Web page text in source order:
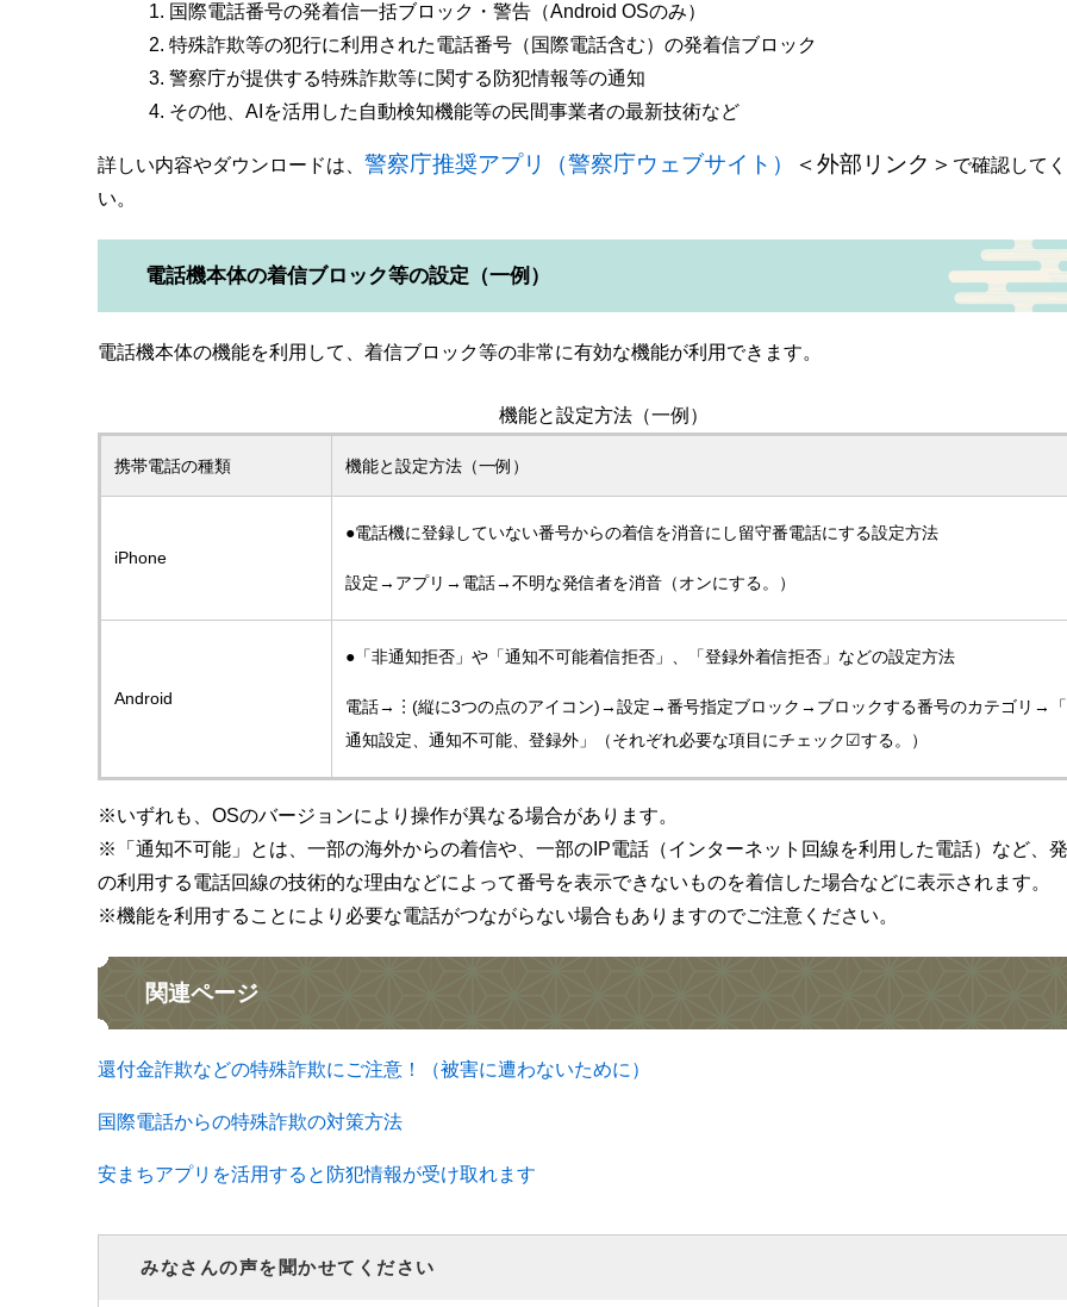
国際電話番号の発着信一括ブロック・警告（Android OSのみ）
特殊詐欺等の犯行に利用された電話番号（国際電話含む）の発着信ブロック
警察庁が提供する特殊詐欺等に関する防犯情報等の通知
その他、AIを活用した自動検知機能等の民間事業者の最新技術など
詳しい内容やダウンロードは、 警察庁推奨アプリ（警察庁ウェブサイト） ＜外部リンク＞ で確認して
い。
電話機本体の着信ブロック等の設定（一例）
電話機本体の機能を利用して、着信ブロック等の非常に有効な機能が利用できます。
機能と設定方法（一例）
携帯電話の種類 機能と設定方法（一例）
iPhone
●電話機に登録していない番号からの着信を消音にし留守番電話にする設定方法
設定→アプリ→電話→不明な発信者を消音（オンにする。）
Android
●「非通知拒否」や「通知不可能着信拒否」、「登録外着信拒否」などの設定方法
電話→︙(縦に3つの点のアイコン)→設定→番号指定ブロック→ブロックする番号のカテゴリ→
通知設定、通知不可能、登録外」（それぞれ必要な項目にチェック☑する。）
※いずれも、OSのバージョンにより操作が異なる場合があります。
※「通知不可能」とは、一部の海外からの着信や、一部のIP電話（インターネット回線を利用した電話）など、
の利用する電話回線の技術的な理由などによって番号を表示できないものを着信した場合などに表示されます。
※機能を利用することにより必要な電話がつながらない場合もありますのでご注意ください。
関連ページ
還付金詐欺などの特殊詐欺にご注意！（被害に遭わないために）
国際電話からの特殊詐欺の対策方法
安まちアプリを活用すると防犯情報が受け取れます
みなさんの声を聞かせてください